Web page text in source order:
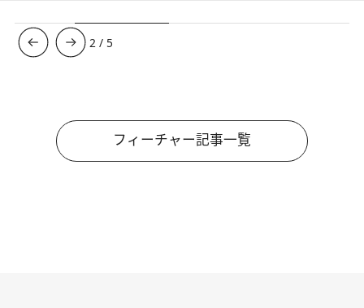
3 / 5
フィーチャー記事一覧